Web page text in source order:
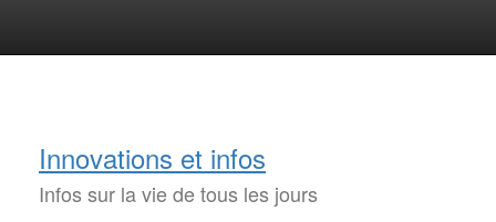
Innovations et infos
Infos sur la vie de tous les jours